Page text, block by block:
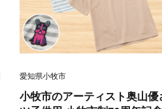
愛知県小牧市
小牧市のアーティスト奥山優